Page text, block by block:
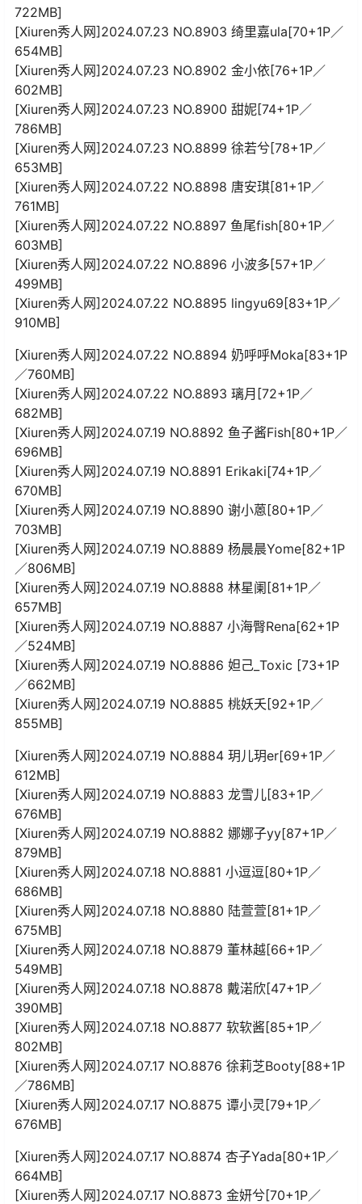
722MB]
[Xiuren秀人网]2024.07.23 NO.8903 绮里嘉ula[70+1P／
654MB]
[Xiuren秀人网]2024.07.23 NO.8902 金小依[76+1P／
602MB]
[Xiuren秀人网]2024.07.23 NO.8900 甜妮[74+1P／
786MB]
[Xiuren秀人网]2024.07.23 NO.8899 徐若兮[78+1P／
653MB]
[Xiuren秀人网]2024.07.22 NO.8898 唐安琪[81+1P／
761MB]
[Xiuren秀人网]2024.07.22 NO.8897 鱼尾fish[80+1P／
603MB]
[Xiuren秀人网]2024.07.22 NO.8896 小波多[57+1P／
499MB]
[Xiuren秀人网]2024.07.22 NO.8895 lingyu69[83+1P／
910MB]
[Xiuren秀人网]2024.07.22 NO.8894 奶呼呼Moka[83+1P
／760MB]
[Xiuren秀人网]2024.07.22 NO.8893 璃月[72+1P／
682MB]
[Xiuren秀人网]2024.07.19 NO.8892 鱼子酱Fish[80+1P／
696MB]
[Xiuren秀人网]2024.07.19 NO.8891 Erikaki[74+1P／
670MB]
[Xiuren秀人网]2024.07.19 NO.8890 谢小蒽[80+1P／
703MB]
[Xiuren秀人网]2024.07.19 NO.8889 杨晨晨Yome[82+1P
／806MB]
[Xiuren秀人网]2024.07.19 NO.8888 林星阑[81+1P／
657MB]
[Xiuren秀人网]2024.07.19 NO.8887 小海臀Rena[62+1P
／524MB]
[Xiuren秀人网]2024.07.19 NO.8886 妲己_Toxic [73+1P
／662MB]
[Xiuren秀人网]2024.07.19 NO.8885 桃妖夭[92+1P／
855MB]
[Xiuren秀人网]2024.07.19 NO.8884 玥儿玥er[69+1P／
612MB]
[Xiuren秀人网]2024.07.19 NO.8883 龙雪儿[83+1P／
676MB]
[Xiuren秀人网]2024.07.19 NO.8882 娜娜子yy[87+1P／
879MB]
[Xiuren秀人网]2024.07.18 NO.8881 小逗逗[80+1P／
686MB]
[Xiuren秀人网]2024.07.18 NO.8880 陆萱萱[81+1P／
675MB]
[Xiuren秀人网]2024.07.18 NO.8879 董林越[66+1P／
549MB]
[Xiuren秀人网]2024.07.18 NO.8878 戴渃欣[47+1P／
390MB]
[Xiuren秀人网]2024.07.18 NO.8877 软软酱[85+1P／
802MB]
[Xiuren秀人网]2024.07.17 NO.8876 徐莉芝Booty[88+1P
／786MB]
[Xiuren秀人网]2024.07.17 NO.8875 谭小灵[79+1P／
676MB]
[Xiuren秀人网]2024.07.17 NO.8874 杏子Yada[80+1P／
664MB]
[Xiuren秀人网]2024.07.17 NO.8873 金妍兮[70+1P／